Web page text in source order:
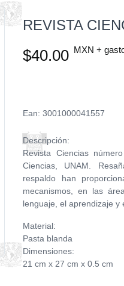
REVISTA
$40.00 MXN +
Ean: 3001000041557
Descripción:
Revista Ciencias
Ciencias, UNAM.
respaldo han
mecanismos, en las
lenguaje, el aprendizaje y
Material:
Pasta blanda
Dimensiones:
21 cm x 27 cm x 0.5 cm